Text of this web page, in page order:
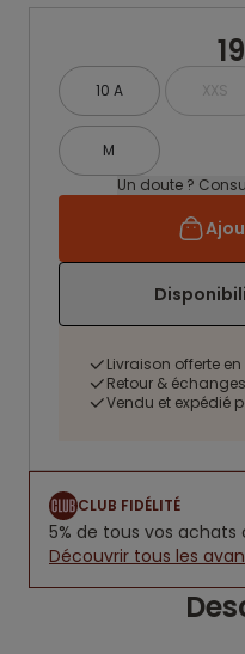
10 A XXS
M
Un doute ?
Livraison offerte
Retour &
Vendu et expédié
CLUB FIDÉLITÉ
5% de tous vos
Découvrir tous les